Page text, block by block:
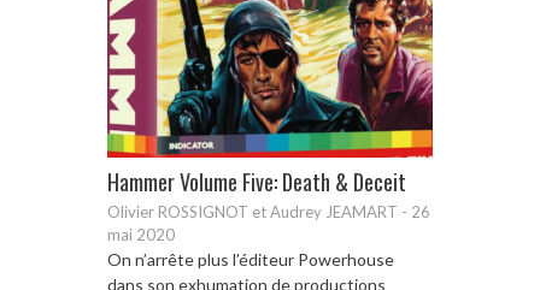
Hammer Volume Five: Death & Deceit
Olivier ROSSIGNOT et Audrey JEAMART - 26
mai 2020
On n’arrête plus l’éditeur Powerhouse
dans son exhumation de productions